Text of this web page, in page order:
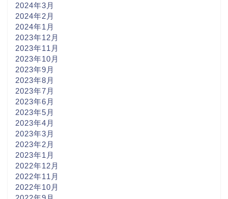
2024年3月
2024年2月
2024年1月
2023年12月
2023年11月
2023年10月
2023年9月
2023年8月
2023年7月
2023年6月
2023年5月
2023年4月
2023年3月
2023年2月
2023年1月
2022年12月
2022年11月
2022年10月